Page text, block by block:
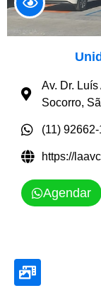
Av. Dr.
Socorro,
(11)
https://
Agendar